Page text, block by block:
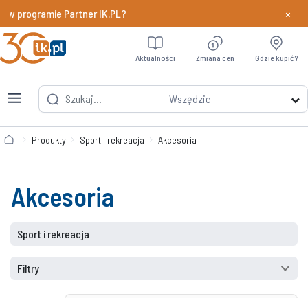
programie Partner IK.PL? Dowiedz
×
Wszędzie
Aktualności Zmiana cen Gdzie kupić?
Produkty Sport i rekreacja Akcesoria
Akcesoria
Sport i rekreacja
Filtry